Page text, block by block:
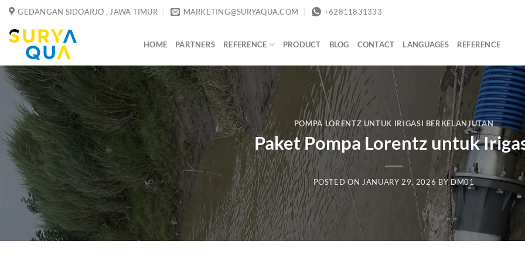
Skip
content
GEDANGAN SIDOARJO , JAWA TIMUR MARKETING@SURYAQUA.COM +62811831333
HOME PARTNERS REFERENCE PRODUCT BLOG CONTACT LANGUAGES REFERENCE
POMPA LORENTZ UNTUK IRIGASI BERKELANJUTAN
Paket Pompa Lorentz untuk
POSTED ON JANUARY 29, 2026 BYDM01